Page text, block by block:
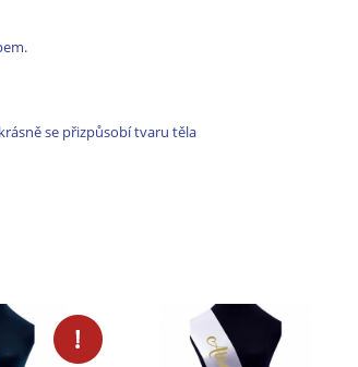
se přizpůsobí tvaru těla